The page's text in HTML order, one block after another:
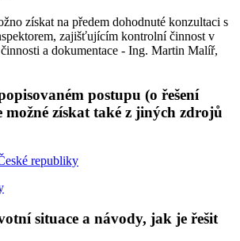
získat na předem dohodnuté konzultaci s
zajišťujícím kontrolní činnost v
a dokumentace - Ing. Martin Malíř,
postupu (o řešení
možné získat také z jiných zdrojů
republiky
situace a návody, jak je řešit